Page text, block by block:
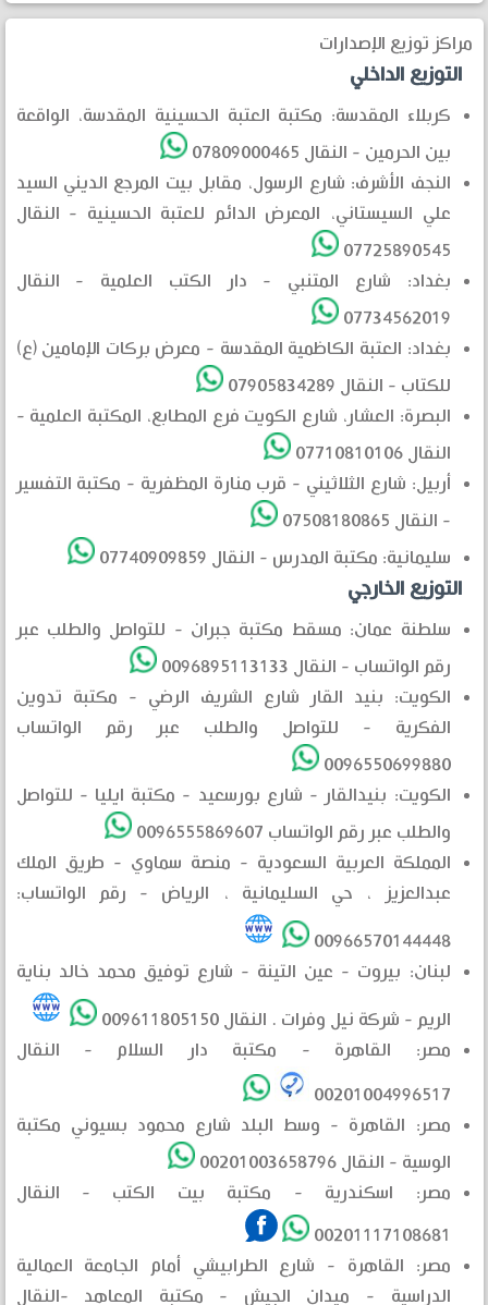
مراكز توزيع الإصدارات
التوزيع الداخلي
كربلاء المقدسة: مكتبة العتبة الحسينية المقدسة، الواقعة
بين الحرمين - النقال 07809000465
النجف الأشرف: شارع الرسول، مقابل بيت المرجع الديني السيد
علي السيستاني، المعرض الدائم للعتبة الحسينية - النقال
07725890545
بغداد: شارع المتنبي - دار الكتب العلمية - النقال
07734562019
بغداد: العتبة الكاظمية المقدسة - معرض بركات الإمامين (ع)
للكتاب - النقال 07905834289
البصرة: العشار، شارع الكويت فرع المطابع، المكتبة العلمية -
النقال 07710810106
أربيل: شارع الثلاثيني - قرب منارة المظفرية - مكتبة التفسير
- النقال 07508180865
سليمانية: مكتبة المدرس - النقال 07740909859
التوزيع الخارجي
سلطنة عمان: مسقط مكتبة جبران - للتواصل والطلب عبر
رقم الواتساب - النقال 0096895113133
الكويت: بنيد القار شارع الشريف الرضي - مكتبة تدوين
الفكرية - للتواصل والطلب عبر رقم الواتساب
0096550699880
الكويت: بنيدالقار - شارع بورسعيد - مكتبة ايليا - للتواصل
والطلب عبر رقم الواتساب 0096555869607
المملكة العربية السعودية - منصة سماوي - طريق الملك
عبدالعزيز ، حي السليمانية ، الرياض - رقم الواتساب:
00966570144448
لبنان: بيروت - عين التينة - شارع توفيق محمد خالد بناية
الريم - شركة نيل وفرات . النقال 009611805150
مصر: القاهرة - مكتبة دار السلام - النقال
00201004996517
مصر: القاهرة - وسط البلد شارع محمود بسيوني مكتبة
الوسية - النقال 00201003658796
مصر: اسكندرية - مكتبة بيت الكتب - النقال
00201117108681
مصر: القاهرة - شارع الطرابيشي أمام الجامعة العمالية
الدراسية - ميدان الجيش - مكتبة المعاهد -النقال